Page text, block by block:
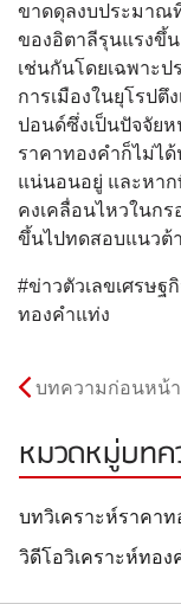
ขาดดุลงบประมาณ
ของอิตาลีรุนแรงขึ้
เช่นกันโดยเฉพาะ
การเมืองในยุโรปตึ
ปอนด์ซึ่งเป็นปัจจัย
ราคาทองคำก็ไม่ไ
แน่นอนอยู่ และหา
คงเคลื่อนไหวในกร
ขึ้นไปทดสอบแนวต้
#ข่าวตัวเลขเศรษฐ
ทองคำแท่ง
บทความก่อนหน้า
หมวดหมู่บทค
บทวิเคราะห์ราคาท
วิดีโอวิเคราะห์ทอง